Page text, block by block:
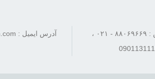
آدرس ایمیل : info[at]behrizan-design.com
شماره تماس : ۸۸۰۶۹۶۶۹ - ۰۲۱ ،